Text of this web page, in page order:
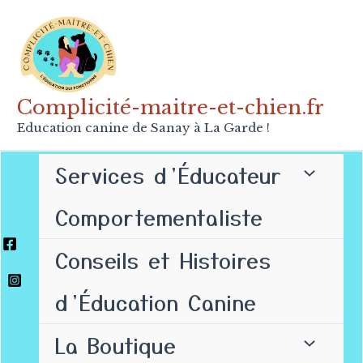
contenu
Complicité-maitre-et-chien.fr
Education canine de Sanay à La Garde !
Services d’Éducateur
Comportementaliste
Conseils et Histoires
d’Éducation Canine
La Boutique